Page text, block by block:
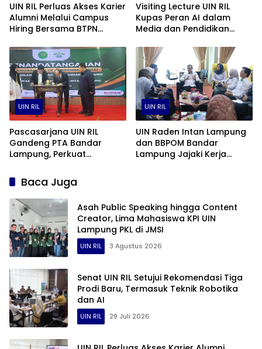
UIN RIL Perluas Akses Karier
Alumni Melalui Campus
Hiring Bersama BTPN
Visiting Lecture UIN RIL
Kupas Peran AI dalam
Media dan Pendidikan
University of Nottingham
Ningbo
UIN RIL
Pascasarjana UIN RIL
Gandeng PTA Bandar
Lampung, Perkuat
Perguruan Tinggi
UIN RIL
UIN Raden Intan Lampung
dan BBPOM Bandar
Lampung Jajaki Kerja
Baca Juga
Asah Public Speaking hingga Content
Creator, Lima Mahasiswa KPI UIN
Lampung PKL di JMSI
UIN RIL 3 Agustus 2026
Senat UIN RIL Setujui Rekomendasi Tiga
Prodi Baru, Termasuk Teknik Robotika
dan AI
UIN RIL 29 Juli 2026